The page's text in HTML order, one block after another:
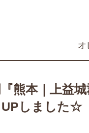
オ
熊本｜上益
UPしました☆